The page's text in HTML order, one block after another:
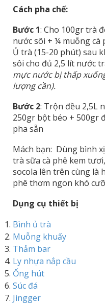
Cách pha chế:
Bước 1: Cho 100gr trà
nước sôi + ¼ muỗng cà
Ủ trà (15-20 phút) sau
sôi cho đủ 2,5 lít nước
mực nước bị thấp
lượng cần).
Bước 2: Trộn đều 2,5L
250gr bột béo + 500gr
pha sẵn
Mách bạn: Dùng bình
trà sữa cà phê kem
socola lên trên cùng là
phê thơm ngon khó
Dụng cụ thiết bị
Bình ủ trà
Muỗng khuấy
Thảm bar
Ly nhựa nắp cầu
Ống hút
Súc đá
Jingger